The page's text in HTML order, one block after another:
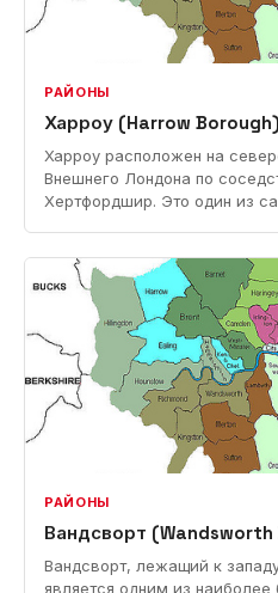
РАЙОНЫ
Харроу (Harrow Borough)
Харроу расположен на
Внешнего Лондона по
Хертфордшир. Это один из
РАЙОНЫ
Вандсворт (Wandsworth
Вандсворт, лежащий к
является одним из наиболее